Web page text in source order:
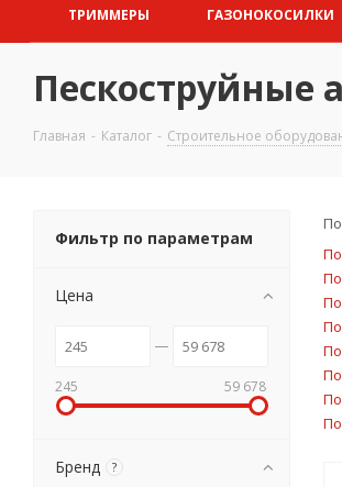
ТРИММЕРЫ ГАЗОНОКОСИЛКИ
Пескоструйные
Главная - Каталог - Строительное
Фильтр по параметрам
Цена
245 59 678
Бренд ?